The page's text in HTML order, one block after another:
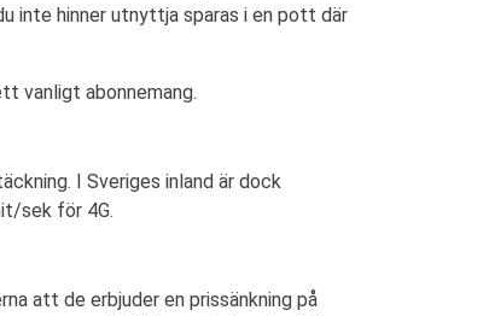
inte hinner utnyttja sparas i en pott där
vanligt abonnemang.
I Sveriges inland är dock
sek för 4G.
att de erbjuder en prissänkning på